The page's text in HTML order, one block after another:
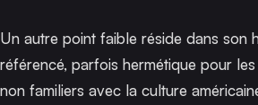
Un autre point faible réside dans son
référencé, parfois hermétique pour
non familiers avec la culture